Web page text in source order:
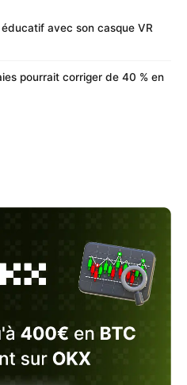
avec son casque VR
pourrait corriger de 40 % en